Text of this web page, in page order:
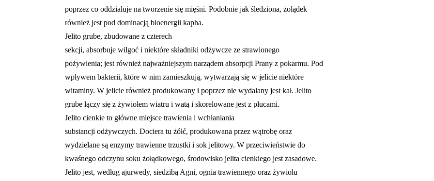
poprzez co oddziałuje na tworzenie się mięśni. Podobnie jak śledziona, żołądek
również jest pod dominacją bioenergii kapha.
Jelito grube, zbudowane z czterech
sekcji, absorbuje wilgoć i niektóre składniki odżywcze ze strawionego
pożywienia; jest również najważniejszym narządem absorpcji Prany z pokarmu. Pod
wpływem bakterii, które w nim zamieszkują, wytwarzają się w jelicie niektóre
witaminy. W jelicie również produkowany i poprzez nie wydalany jest kał. Jelito
grube łączy się z żywiołem wiatru i watą i skorelowane jest z płucami.
Jelito cienkie to główne miejsce trawienia i wchłaniania
substancji odżywczych. Dociera tu żółć, produkowana przez wątrobę oraz
wydzielane są enzymy trawienne trzustki i sok jelitowy. W przeciwieństwie do
kwaśnego odczynu soku żołądkowego, środowisko jelita cienkiego jest zasadowe.
Jelito jest, według ajurwedy, siedzibą Agni, ognia trawiennego oraz żywiołu